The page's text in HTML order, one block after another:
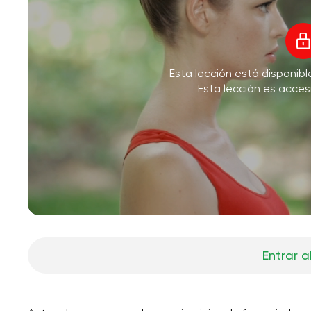
Esta lección está
Esta lección es
Entrar